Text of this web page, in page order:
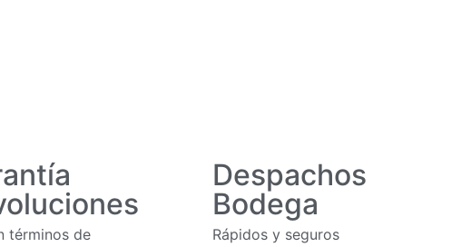
términos de
Despachos
Bodega
Rápidos y seguros